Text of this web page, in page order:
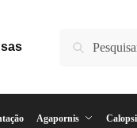
Pesquisar
Agapornis